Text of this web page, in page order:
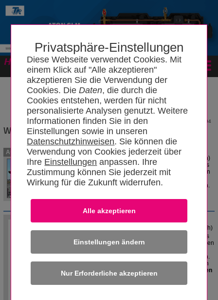
Privatsphäre-Einstellungen
Diese Webseite verwendet Cookies. Mit
einem Klick auf "Alle akzeptieren"
akzeptieren Sie die Verwendung der
Cookies. DieDaten, die durch die
Cookies entstehen, werden für nicht
personalisierte Analysen genutzt. Weitere
Informationen finden Sie in den
Einstellungen sowie in unseren
Datenschutzhinweisen. Sie können die
Verwendung von Cookies jederzeit über
Ihre Einstellungen anpassen. Ihre
Zustimmung können Sie jederzeit mit
Wirkung für die Zukunft widerrufen.
Einstellungen ändern
2604
Woltmannwasserzähler
Autoren
Der Woltmannzähler wird für
Durchflussmengen ab Qn 15 (>15 m³/h)
eingesetzt. Sie haben einen besonders
niedrigen Druckverlust auch bei großen
Durchflüssen, aber sie laufen auch bei
kleinen Wassermengen zuverlässig an.
DerWoltmannzählerwird für
n
(>15 m³/h)
eingesetzt. Sie haben einen besonders
niedrigen Druckverlust
auch bei großen
mengen zuverlässig an.
EinMesseinsatzmit einer besonderen
Konstruktion der
wasserdurchströmten
Turbinegarantiert eine hohe
Messgenauigkeit und beste